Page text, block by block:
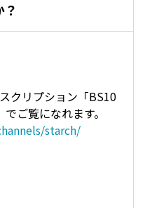
クリプション「BS10
ご覧になれます。
starch/